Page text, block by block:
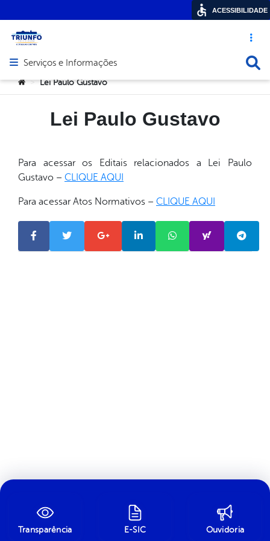
Acesso
Abrir menu principal de navegação
Serviços e Informações
Você está aqui:
> Lei Paulo Gustavo
Lei Paulo Gustavo
Para acessar os Editais relacionados a Lei Paulo
Gustavo – CLIQUE AQUI
Para acessar Atos Normativos – CLIQUE AQUI
Transparência E-SIC Ouvidoria
ACESSIBILIDADE